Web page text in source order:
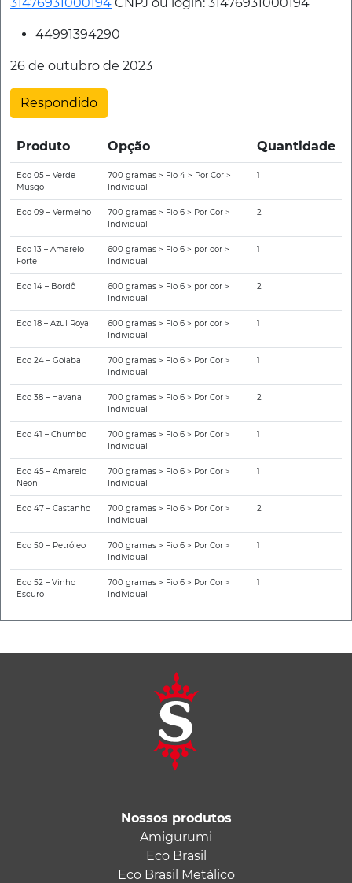
44991394290
26 de outubro de 2023
Respondido
Produto Opção Quantidade
Eco 05 – Verde
Musgo
700 gramas > Fio 4 > Por Cor >
Individual
1
Eco 09 – Vermelho
700 gramas > Fio 6 > Por Cor >
Individual
2
Eco 13 – Amarelo
Forte
600 gramas > Fio 6 > por cor >
Individual
1
Eco 14 – Bordô
600 gramas > Fio 6 > por cor >
Individual
2
Eco 18 – Azul Royal
600 gramas > Fio 6 > por cor >
Individual
1
Eco 24 – Goiaba
700 gramas > Fio 6 > Por Cor >
Individual
1
Eco 38 – Havana
700 gramas > Fio 6 > Por Cor >
Individual
2
Eco 41 – Chumbo
700 gramas > Fio 6 > Por Cor >
Individual
1
Eco 45 – Amarelo
Neon
700 gramas > Fio 6 > Por Cor >
Individual
1
Eco 47 – Castanho
700 gramas > Fio 6 > Por Cor >
Individual
2
Eco 50 – Petróleo
700 gramas > Fio 6 > Por Cor >
Individual
1
Eco 52 – Vinho
Escuro
700 gramas > Fio 6 > Por Cor >
Individual
1
Nossos produtos
Amigurumi
Eco Brasil
Eco Brasil Metálico